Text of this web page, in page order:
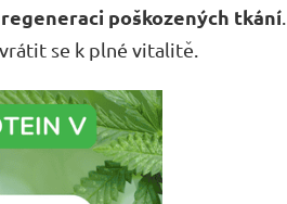
regeneraci poškozených tkání.
se k plné vitalitě.